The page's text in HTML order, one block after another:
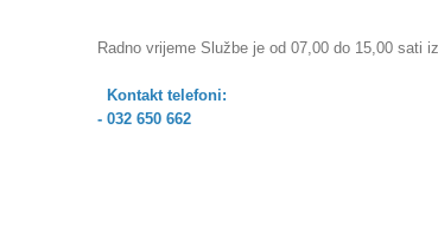
Radno vrijeme Službe je od 07,00 do 15,00 sati
Kontakt telefoni:
- 032 650 662